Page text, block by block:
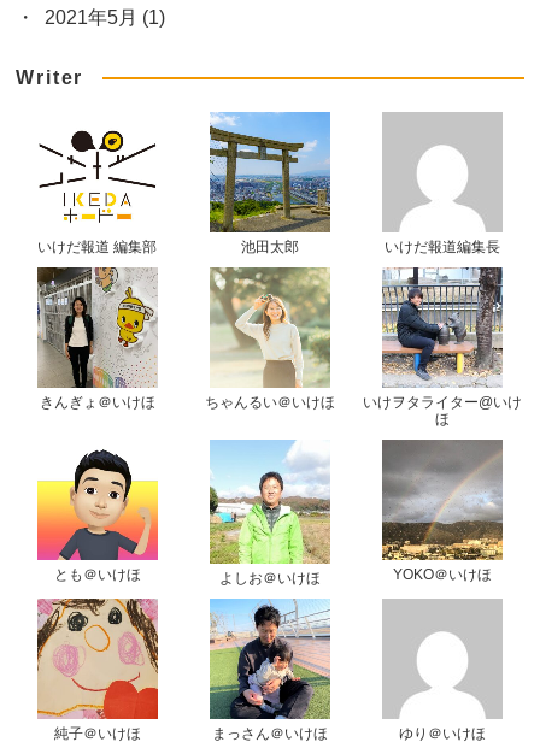
2021年5月 (1)
Writer
いけだ報道 編集部 池田太郎 いけだ報道編集長
きんぎょ＠いけほ ちゃんるい＠いけほ
いけヲタライター@いけ
ほ
とも＠いけほ よしお＠いけほ YOKO＠いけほ
純子＠いけほ まっさん＠いけほ ゆり＠いけほ